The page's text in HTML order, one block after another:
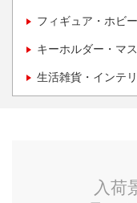
フィギュア・ホビー
キーホルダー・マ
生活雑貨・インテ